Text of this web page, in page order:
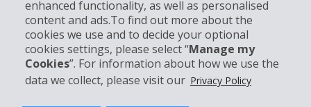
enhanced functionality, as well as personalised
content and ads.To find out more about the
cookies we use and to decide your optional
cookies settings, please select “Manage my
Cookies”. For information about how we use the
data we collect, please visit our Privacy Policy
Kundenservice
Mieten bei Hertz